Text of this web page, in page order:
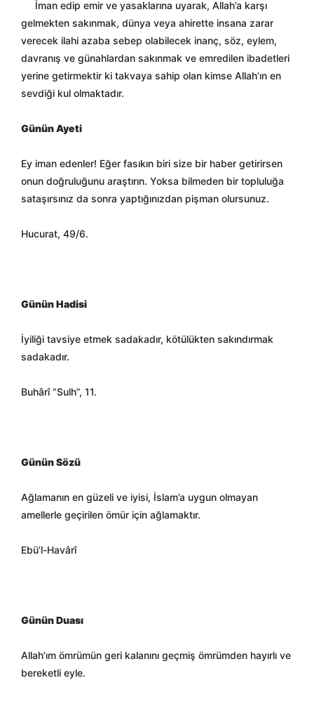
İman edip emir ve yasaklarına uyarak, Allah’a karşı
gelmekten sakınmak, dünya veya ahirette insana zarar
verecek ilahi azaba sebep olabilecek inanç, söz, eylem,
davranış ve günahlardan sakınmak ve emredilen ibadetleri
yerine getirmektir ki takvaya sahip olan kimse Allah’ın en
sevdiği kul olmaktadır.
Günün Ayeti
Ey iman edenler! Eğer fasıkın biri size bir haber getirirsen
onun doğruluğunu araştırın. Yoksa bilmeden bir topluluğa
sataşırsınız da sonra yaptığınızdan pişman olursunuz.
Hucurat, 49/6.
Günün Hadisi
İyiliği tavsiye etmek sadakadır, kötülükten sakındırmak
sadakadır.
Buhârî “Sulh”, 11.
Günün Sözü
Ağlamanın en güzeli ve iyisi, İslam’a uygun olmayan
amellerle geçirilen ömür için ağlamaktır.
Ebü’l-Havârî
Günün Duası
Allah’ım ömrümün geri kalanını geçmiş ömrümden hayırlı ve
bereketli eyle.